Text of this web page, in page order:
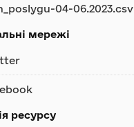
04-06.2023.csv
мережі
ресурсу